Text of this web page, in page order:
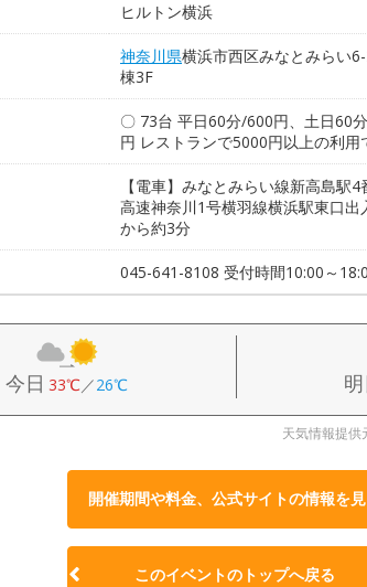
ヒルトン横浜
神奈川県横浜市西区みなとみらい
棟3F
〇 73台 平日60分/600円、土日60
円 レストランで5000円以上の利用
【電車】みなとみらい線新高島駅
高速神奈川1号横羽線横浜駅東口
から約3分
045-641-8108 受付時間10:00～
今日 33℃／26℃
天気情報提供
開催期間や料金、公式サイトの情報を
このイベントのトップへ戻る